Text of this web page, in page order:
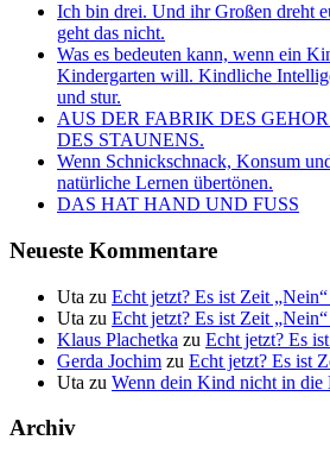
Ich bin drei. Und ihr Großen dreht
geht das nicht.
Was es bedeuten kann, wenn ein
Kindergarten will. Kindliche
und stur.
AUS DER FABRIK DES
DES STAUNENS.
Wenn Schnickschnack, Konsum
natürliche Lernen übertönen.
DAS HAT HAND UND FUSS
Neueste Kommentare
Uta zu Echt jetzt? Es ist Zeit „Nein“
Uta zu Echt jetzt? Es ist Zeit „Nein“
Klaus Plachetka zu Echt jetzt? Es
Gerda Jochim zu Echt jetzt? Es ist
Uta zu Wenn dein Kind nicht in
Archiv